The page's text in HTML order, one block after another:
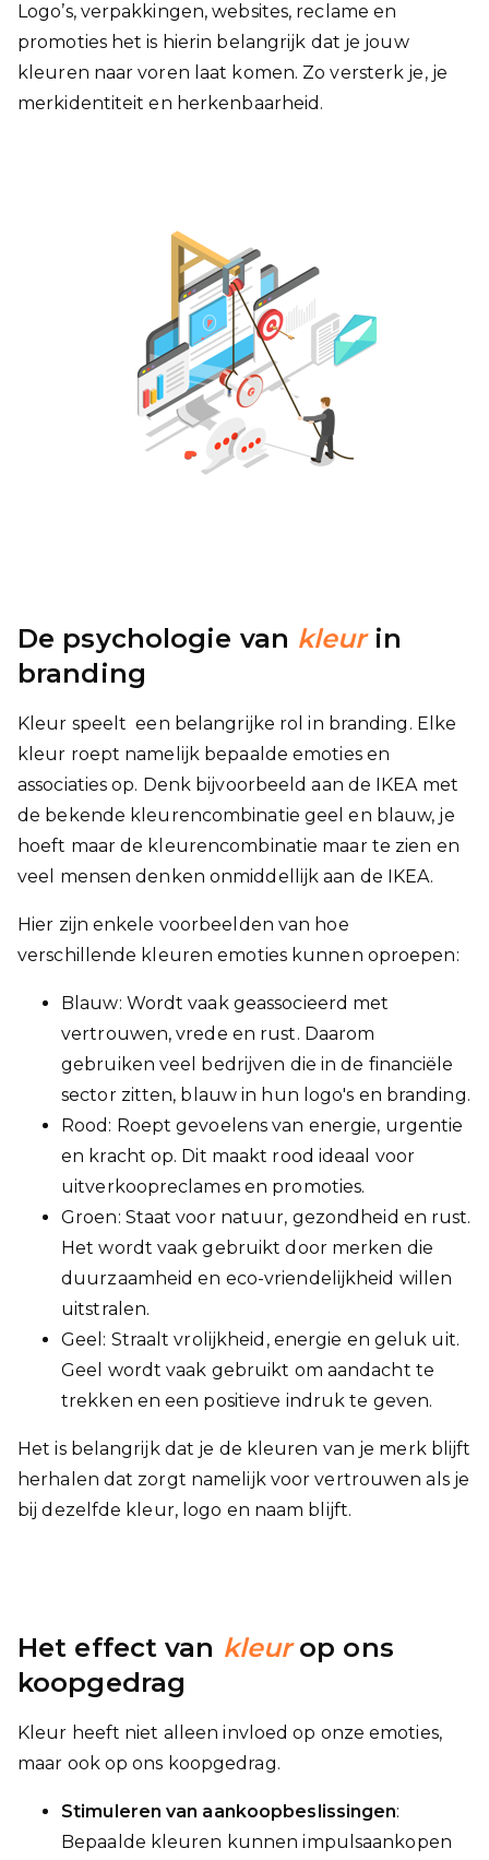
Logo’s, verpakkingen, websites, reclame en
promoties het is hierin belangrijk dat je jouw
kleuren naar voren laat komen. Zo versterk je, je
merkidentiteit en herkenbaarheid.
De psychologie van kleurin
branding
Kleur speelt een belangrijke rol in branding. Elke
kleur roept namelijk bepaalde emoties en
associaties op. Denk bijvoorbeeld aan de IKEA met
de bekende kleurencombinatie geel en blauw, je
hoeft maar de kleurencombinatie maar te zien en
veel mensen denken onmiddellijk aan de IKEA.
Hier zijn enkele voorbeelden van hoe
verschillende kleuren emoties kunnen oproepen:
Blauw: Wordt vaak geassocieerd met
vertrouwen, vrede en rust. Daarom
gebruiken veel bedrijven die in de financiële
sector zitten, blauw in hun logo's en branding.
Rood: Roept gevoelens van energie, urgentie
en kracht op. Dit maakt rood ideaal voor
uitverkoopreclames en promoties.
Groen: Staat voor natuur, gezondheid en rust.
Het wordt vaak gebruikt door merken die
duurzaamheid en eco-vriendelijkheid willen
uitstralen.
Geel: Straalt vrolijkheid, energie en geluk uit.
Geel wordt vaak gebruikt om aandacht te
trekken en een positieve indruk te geven.
Het is belangrijk dat je de kleuren van je merk blijft
herhalen dat zorgt namelijk voor vertrouwen als je
bij dezelfde kleur, logo en naam blijft.
Het effect van kleurop ons
koopgedrag
Kleur heeft niet alleen invloed op onze emoties,
maar ook op ons koopgedrag.
Stimuleren van aankoopbeslissingen:
Bepaalde kleuren kunnen impulsaankopen